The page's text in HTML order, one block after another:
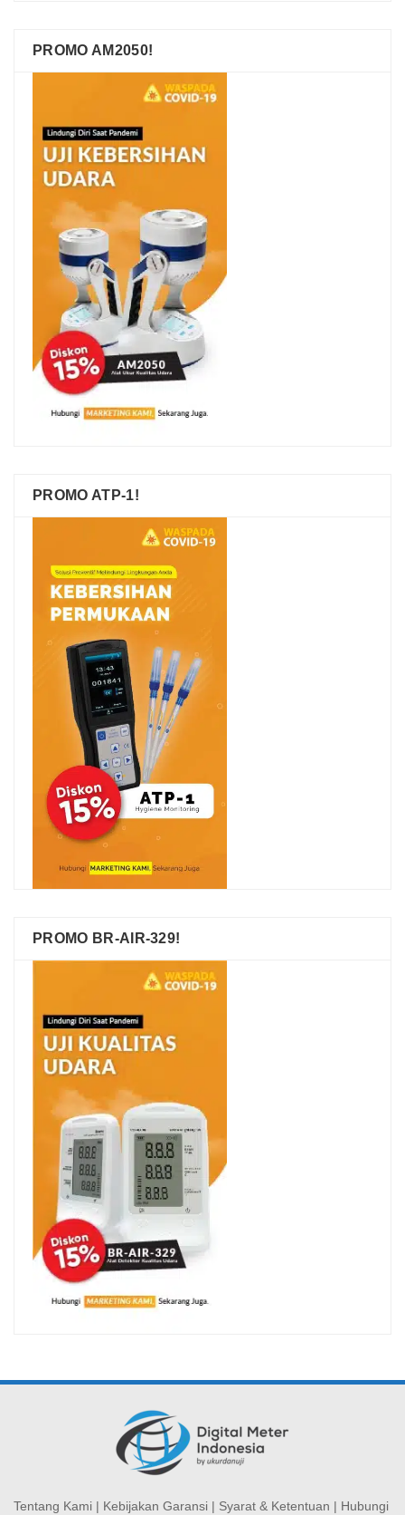
PROMO AM2050!
PROMO ATP-1!
PROMO BR-AIR-329!
Tentang Kami | Kebijakan Garansi | Syarat & Ketentuan | Hubungi